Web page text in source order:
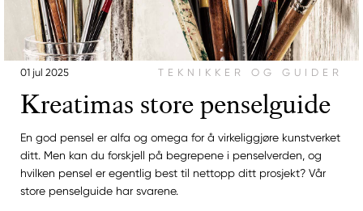
01 jul 2025 TEKNIKKER OG GUIDER
Kreatimas store penselguide
En god pensel er alfa og omega for å virkeliggjøre kunstverket
ditt. Men kan du forskjell på begrepene i penselverden, og
hvilken pensel er egentlig best til nettopp ditt prosjekt? Vår
store penselguide har svarene.